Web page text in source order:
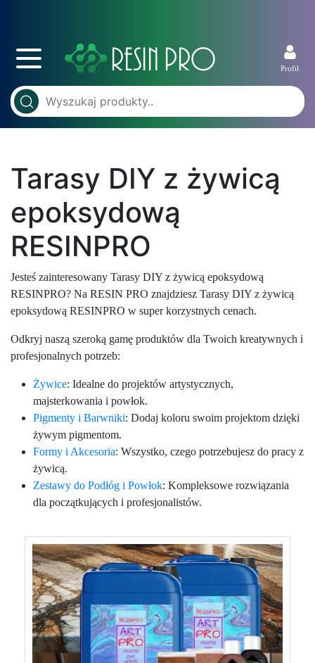
Profil
Tarasy DIY z żywicą
epoksydową
RESINPRO
Jesteś zainteresowany Tarasy DIY z żywicą epoksydową
RESINPRO? Na RESIN PRO znajdziesz Tarasy DIY z żywicą
epoksydową RESINPRO w super korzystnych cenach.
Odkryj naszą szeroką gamę produktów dla Twoich kreatywnych i
profesjonalnych potrzeb:
Żywice: Idealne do projektów artystycznych,
majsterkowania i powłok.
Pigmenty i Barwniki: Dodaj koloru swoim projektom dzięki
żywym pigmentom.
Formy i Akcesoria: Wszystko, czego potrzebujesz do pracy z
żywicą.
Zestawy do Podłóg i Powłok: Kompleksowe rozwiązania
dla początkujących i profesjonalistów.